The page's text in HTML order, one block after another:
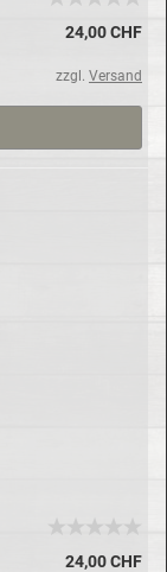
24,00 CHF
zzgl. Versand
24,00 CHF